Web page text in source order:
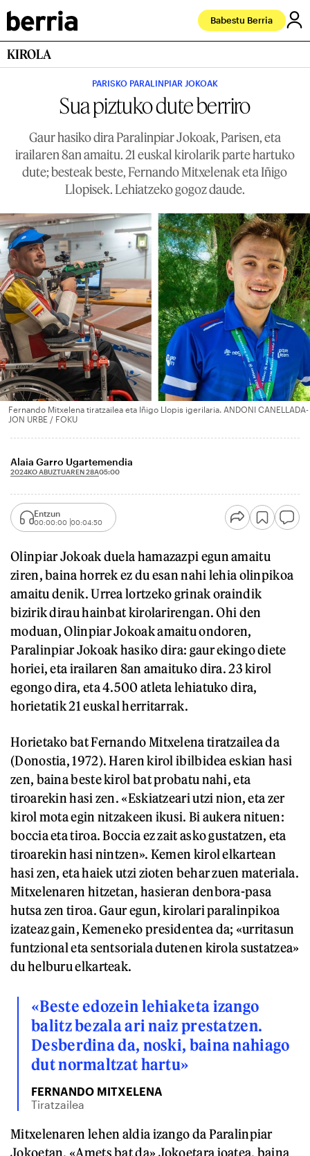
Babestu Berria
KIROLA
PARISKO PARALINPIAR JOKOAK
Sua piztuko dute berriro
Gaur hasiko dira Paralinpiar Jokoak, Parisen, eta
irailaren 8an amaitu. 21 euskal kirolarik parte hartuko
dute; besteak beste, Fernando Mitxelenak eta Iñigo
Llopisek. Lehiatzeko gogoz daude.
Fernando Mitxelena tiratzailea eta Iñigo Llopis igerilaria. ANDONI CANELLADA-
JON URBE / FOKU
Alaia Garro Ugartemendia
2024KO ABUZTUAREN 28A05:00
Entzun
00:00:00 00:04:50
Olinpiar Jokoak duela hamazazpi egun amaitu
ziren, baina horrek ez du esan nahi lehia olinpikoa
amaitu denik. Urrea lortzeko grinak oraindik
bizirik dirau hainbat kirolarirengan. Ohi den
moduan, Olinpiar Jokoak amaitu ondoren,
Paralinpiar Jokoak hasiko dira: gaur ekingo diete
horiei, eta irailaren 8an amaituko dira. 23 kirol
egongo dira, eta 4.500 atleta lehiatuko dira,
horietatik 21 euskal herritarrak.
Horietako bat Fernando Mitxelena tiratzailea da
(Donostia, 1972). Haren kirol ibilbidea eskian hasi
zen, baina beste kirol bat probatu nahi, eta
tiroarekin hasi zen. «Eskiatzeari utzi nion, eta zer
kirol mota egin nitzakeen ikusi. Bi aukera nituen:
boccia eta tiroa. Boccia ez zait asko gustatzen, eta
tiroarekin hasi nintzen». Kemen kirol elkartean
hasi zen, eta haiek utzi zioten behar zuen materiala.
Mitxelenaren hitzetan, hasieran denbora-pasa
hutsa zen tiroa. Gaur egun, kirolari paralinpikoa
izateaz gain, Kemeneko presidentea da; «urritasun
funtzional eta sentsoriala dutenen kirola sustatzea»
du helburu elkarteak.
«Beste edozein lehiaketa izango
balitz bezala ari naiz prestatzen.
Desberdina da, noski, baina nahiago
dut normaltzat hartu»
FERNANDO MITXELENA
Tiratzailea
Mitxelenaren lehen aldia izango da Paralinpiar
Jokoetan. «Amets bat da» Jokoetara joatea, baina